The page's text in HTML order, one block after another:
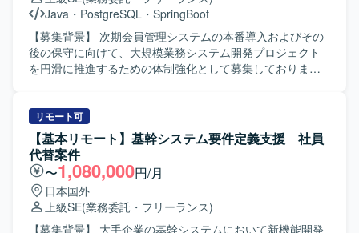
Java ・ PostgreSQL ・ SpringBoot
【募集背景】 次期会員管理システムの本番導入およびその
後の保守に向けて、大規模業務システム開発プロジェクト
を円滑に推進するための体制強化として募集しておりま
まで一連の工程をご担当いただきます。 具体的には、テス
トで発生した不具合や問い合わせの原因調査・デバッグ、
改善提案を行っていただきます。また、システム本稼働後
の保守作業として、仕様調査や改修方針の検討、改修作業
に関連する調査・検証などを行っていただく想定です。
【求める人物像】 システム仕様や業務内容を主体的にキャ
ッチアップし、自ら課題や不明点を整理したうえで関係者
と円滑にコミュニケーションを取りながら業務を推進でき
リモート可
【基本リモート】基幹システム要件定義支援 社員
代替案件
〜1,080,000円/月
日本国外
上級SE(業務委託・フリーランス)
【募集背景】 大手企業の基幹システムにおいて新機能開発